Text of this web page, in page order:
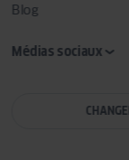
Blog
Médias sociaux
leurs
de temps
C’est